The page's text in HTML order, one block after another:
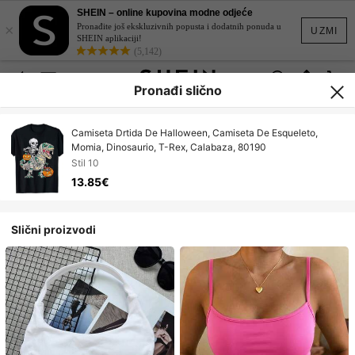
UZMI
×
SHEIN – online kupovina modne odjeće
Pronađite još ekskluzivnih popusta i dodatnih ponuda u
SHEIN aplikaciji!
(5,142)
Pronađi slično
Camiseta Drtida De Halloween, Camiseta De Esqueleto,
Momia, Dinosaurio, T-Rex, Calabaza, 80190
Stil 10
13.85€
Slični proizvodi